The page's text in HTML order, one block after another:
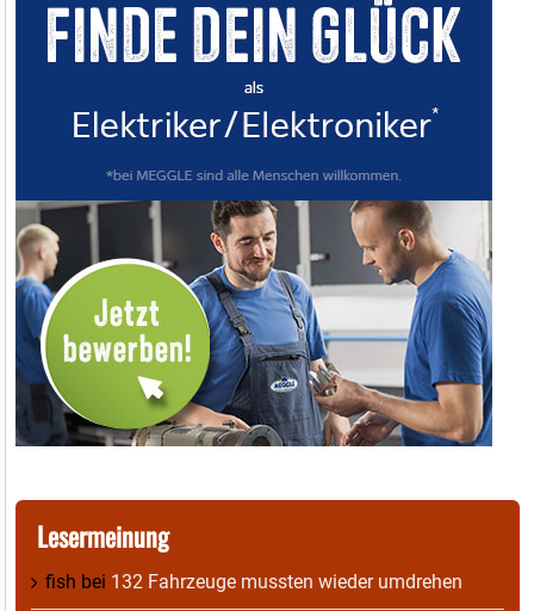
Lesermeinung
fish bei 132 Fahrzeuge mussten wieder umdrehen